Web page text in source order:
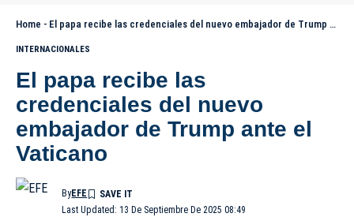
Home - El papa recibe las credenciales del nuevo embajador de Trump ante el Vaticano
INTERNACIONALES
El papa recibe las
credenciales del nuevo
embajador de Trump ante el
Vaticano
Last Updated: 13 De Septiembre De 2025 08:49
ByEFE